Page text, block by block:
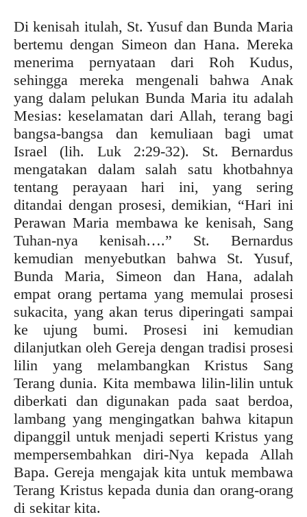
Di kenisah itulah, St. Yusuf dan Bunda Maria
bertemu dengan Simeon dan Hana. Mereka
menerima pernyataan dari Roh Kudus,
sehingga mereka mengenali bahwa Anak
yang dalam pelukan Bunda Maria itu adalah
Mesias: keselamatan dari Allah, terang bagi
bangsa-bangsa dan kemuliaan bagi umat
Israel (lih. Luk 2:29-32). St. Bernardus
mengatakan dalam salah satu khotbahnya
tentang perayaan hari ini, yang sering
ditandai dengan prosesi, demikian, “Hari ini
Perawan Maria membawa ke kenisah, Sang
Tuhan-nya kenisah….” St. Bernardus
kemudian menyebutkan bahwa St. Yusuf,
Bunda Maria, Simeon dan Hana, adalah
empat orang pertama yang memulai prosesi
sukacita, yang akan terus diperingati sampai
ke ujung bumi. Prosesi ini kemudian
dilanjutkan oleh Gereja dengan tradisi prosesi
lilin yang melambangkan Kristus Sang
Terang dunia. Kita membawa lilin-lilin untuk
diberkati dan digunakan pada saat berdoa,
lambang yang mengingatkan bahwa kitapun
dipanggil untuk menjadi seperti Kristus yang
mempersembahkan diri-Nya kepada Allah
Bapa. Gereja mengajak kita untuk membawa
Terang Kristus kepada dunia dan orang-orang
di sekitar kita.